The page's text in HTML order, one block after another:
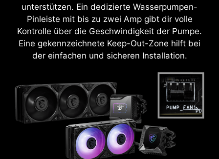
unterstützen. Ein dedizierte Wasserpumpen-
Pinleiste mit bis zu zwei Amp gibt dir volle
Kontrolle über die Geschwindigkeit der Pumpe.
Eine gekennzeichnete Keep-Out-Zone hilft bei
der einfachen und sicheren Installation.